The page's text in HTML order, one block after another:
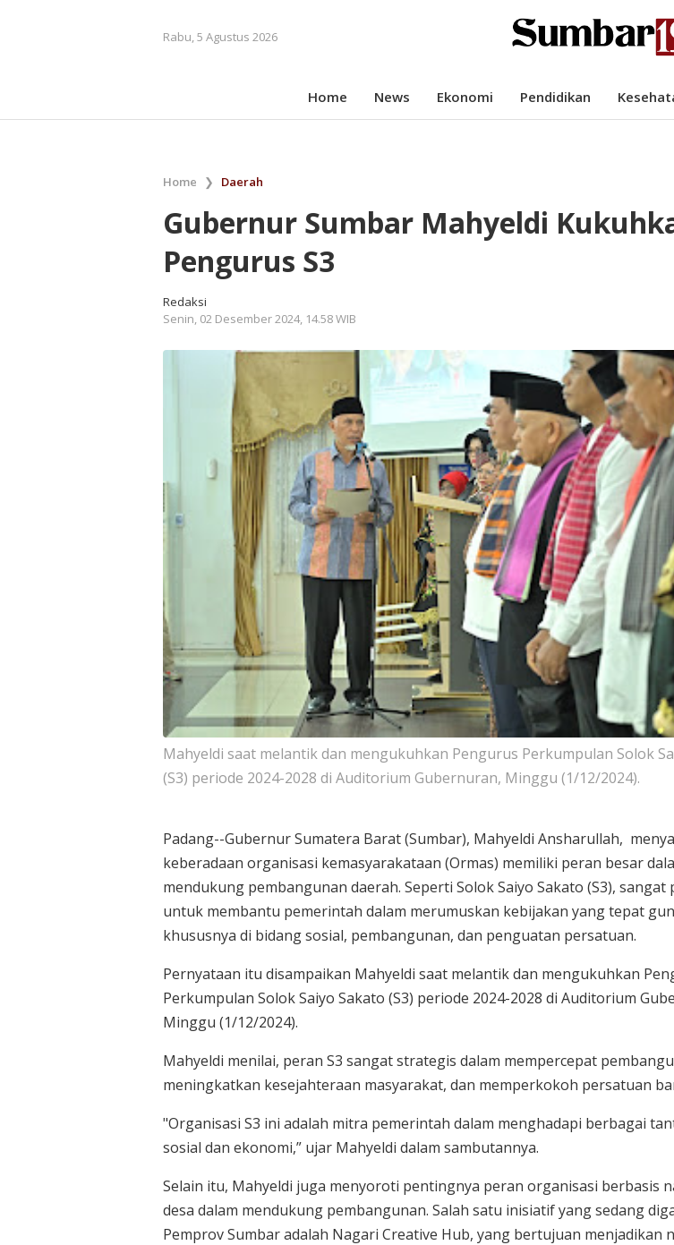
Rabu, 5 Agustus 2026
Home News Ekonomi Pendidikan
Home ❯ Daerah
Gubernur Sumbar Mahyeldi
Pengurus S3
Redaksi
Senin, 02 Desember 2024, 14.58 WIB
Mahyeldi saat melantik dan mengukuhkan Pengurus Perkumpulan Solok
(S3) periode 2024-2028 di Auditorium Gubernuran, Minggu (1/12/2024).
Padang--Gubernur Sumatera Barat (Sumbar), Mahyeldi Ansharullah,
keberadaan organisasi kemasyarakataan (Ormas) memiliki peran besar
mendukung pembangunan daerah. Seperti Solok Saiyo Sakato (S3), sangat
untuk membantu pemerintah dalam merumuskan kebijakan yang tepat
khususnya di bidang sosial, pembangunan, dan penguatan persatuan.
Pernyataan itu disampaikan Mahyeldi saat melantik dan mengukuhkan
Perkumpulan Solok Saiyo Sakato (S3) periode 2024-2028 di Auditorium
Minggu (1/12/2024).
Mahyeldi menilai, peran S3 sangat strategis dalam mempercepat
meningkatkan kesejahteraan masyarakat, dan memperkokoh persatuan
"Organisasi S3 ini adalah mitra pemerintah dalam menghadapi berbagai
sosial dan ekonomi,” ujar Mahyeldi dalam sambutannya.
Selain itu, Mahyeldi juga menyoroti pentingnya peran organisasi berbasis
desa dalam mendukung pembangunan. Salah satu inisiatif yang sedang
Pemprov Sumbar adalah Nagari Creative Hub, yang bertujuan menjadikan